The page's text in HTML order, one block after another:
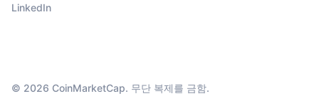
LinkedIn
© 2026 CoinMarketCap. 무단 복제를 금함.